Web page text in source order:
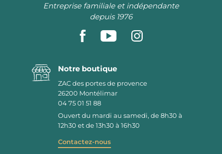
Entreprise familiale et indépendante
depuis 1976
Notre boutique
ZAC des portes de provence
26200 Montélimar
04 75 01 51 88
Ouvert du mardi au samedi, de 8h30 à
12h30 et de 13h30 à 16h30
Contactez-nous